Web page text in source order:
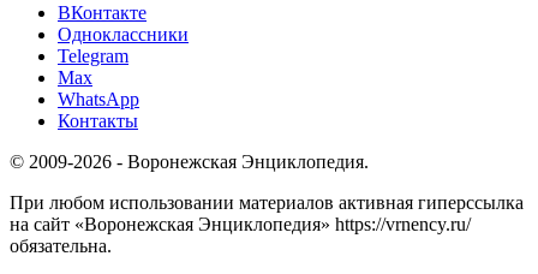
ВКонтакте
Одноклассники
Telegram
Max
WhatsApp
Контакты
© 2009-2026 - Воронежская Энциклопедия.
При любом использовании материалов активная гиперссылка
на сайт «Воронежская Энциклопедия» https://vrnency.ru/
обязательна.